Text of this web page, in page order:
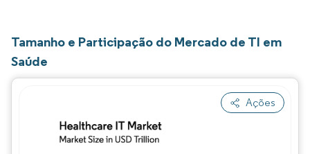
Tamanho e Participação do Mercado de TI em
Saúde
Ações